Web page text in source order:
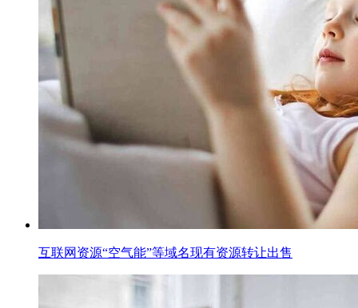
互联网资源“空气能”等域名现有资源转让出售